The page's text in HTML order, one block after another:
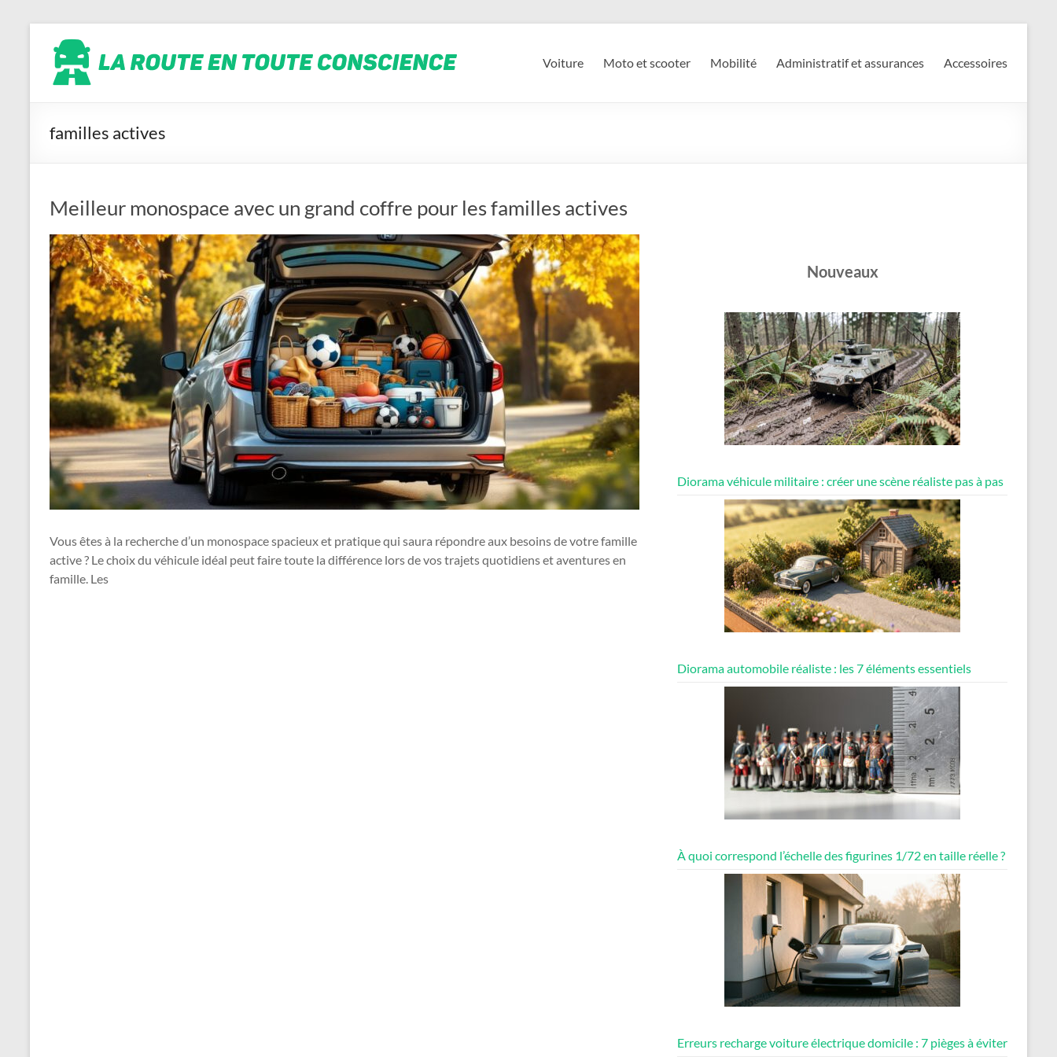
contenu
La
route
en
conscience
Voiture Moto et scooter Mobilité Administratif et assurances Accessoires
familles actives
Meilleur monospace avec un grand coffre pour les familles actives
Vous êtes à la recherche d’un monospace spacieux et pratique qui saura répondre aux besoins de votre famille
active ? Le choix du véhicule idéal peut faire toute la différence lors de vos trajets quotidiens et aventures en
famille. Les
Nouveaux
Diorama véhicule militaire : créer une scène réaliste pas à pas
Diorama automobile réaliste : les 7 éléments essentiels
À quoi correspond l’échelle des figurines 1/72 en taille réelle ?
Erreurs recharge voiture électrique domicile : 7 pièges à éviter